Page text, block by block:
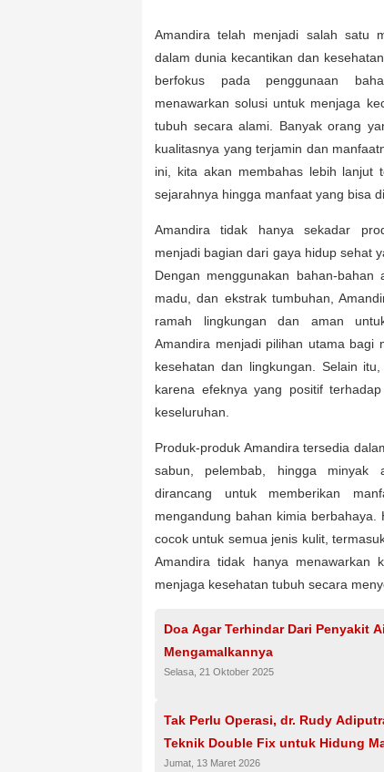
Amandira telah menjadi salah satu
dalam dunia kecantikan dan
berfokus pada penggunaan
menawarkan solusi untuk menjaga
tubuh secara alami. Banyak orang
kualitasnya yang terjamin dan
ini, kita akan membahas lebih lanjut
sejarahnya hingga manfaat yang bisa
Amandira tidak hanya sekadar
menjadi bagian dari gaya hidup sehat
Dengan menggunakan bahan-bahan
madu, dan ekstrak tumbuhan,
ramah lingkungan dan aman
Amandira menjadi pilihan utama bagi
kesehatan dan lingkungan. Selain
karena efeknya yang positif
keseluruhan.
Produk-produk Amandira tersedia
sabun, pelembab, hingga minyak
dirancang untuk memberikan
mengandung bahan kimia berbahaya.
cocok untuk semua jenis kulit,
Amandira tidak hanya menawarkan
menjaga kesehatan tubuh secara
Doa Agar Terhindar Dari Penyakit
Mengamalkannya
Selasa, 21 Oktober 2025
Tak Perlu Operasi, dr. Rudy
Teknik Double Fix untuk Hidung
Jumat, 13 Maret 2026